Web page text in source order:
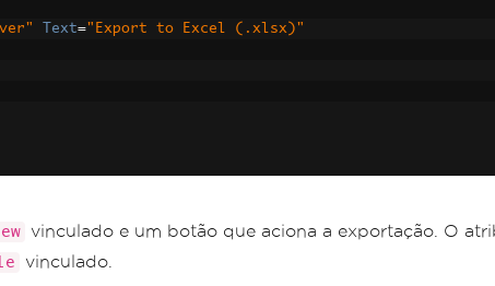
Text="Export to Excel (.xlsx)"
vinculado e um botão que aciona a exportação. O
vinculado.